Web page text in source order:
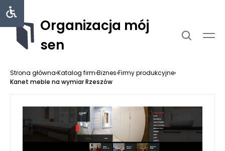
Organizacja mój
sen
Strona główna›Katalog firm›Biznes›Firmy produkcyjne›
Kanet meble na wymiar Rzeszów